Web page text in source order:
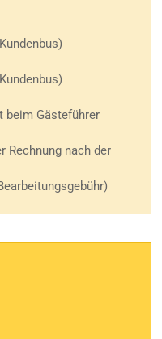
beim Gästeführer
Rechnung nach der